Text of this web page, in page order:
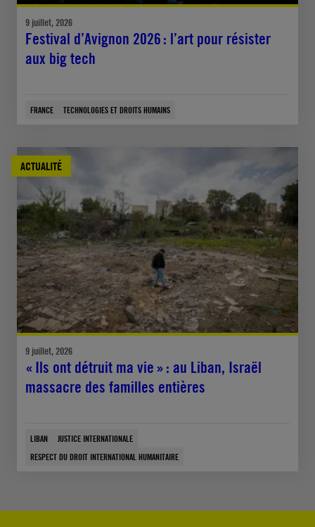
9 juillet, 2026
Festival d’Avignon 2026 : l’art pour résister
aux big tech
FRANCE TECHNOLOGIES ET DROITS HUMAINS
ACTUALITÉ
9 juillet, 2026
« Ils ont détruit ma vie » : au Liban, Israël
massacre des familles entières
LIBAN
JUSTICE INTERNATIONALE
RESPECT DU DROIT INTERNATIONAL HUMANITAIRE